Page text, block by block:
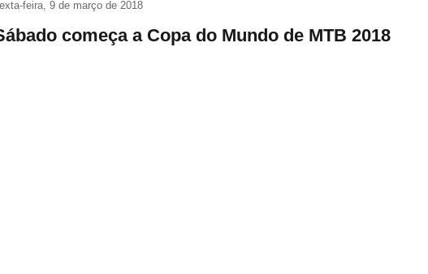
feira, 9 de março de 2018
começa a Copa do Mundo de MTB 2018